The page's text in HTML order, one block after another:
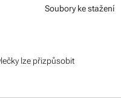
Soubory ke stažení
lze přizpůsobit